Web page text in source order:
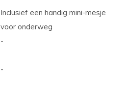
Inclusief een handig mini-mesje
voor onderweg
-
-